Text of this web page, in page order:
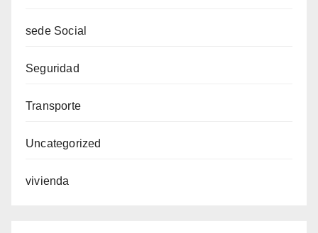
sede Social
Seguridad
Transporte
Uncategorized
vivienda